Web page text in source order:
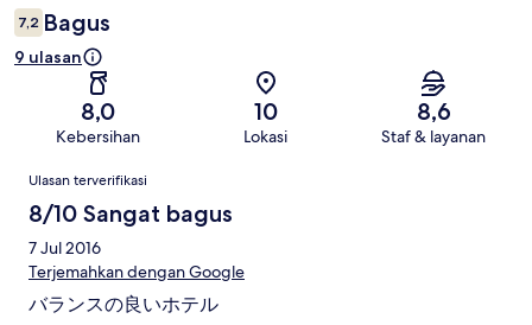
7,2 Bagus
9 ulasan
8,0
Kebersihan
10
Lokasi
8,6
Staf & layanan
Ulasan
Ulasan terverifikasi
8/10 Sangat bagus
7 Jul 2016
Terjemahkan dengan Google
バランスの良いホテル